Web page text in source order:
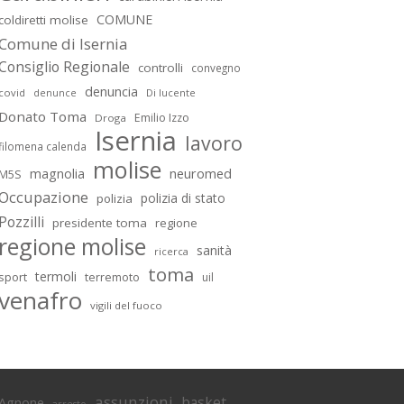
coldiretti molise COMUNE
di Isernia
Regionale controlli convegno
covid denunce denuncia Di lucente
Donato Toma Droga Emilio Izzo
calenda Isernia lavoro
M5S magnolia molise neuromed
polizia polizia di stato
Pozzilli presidente toma regione
regione molise ricerca sanità
sport termoli terremoto toma uil
vigili del fuoco